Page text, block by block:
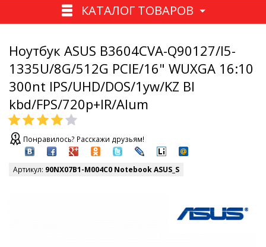
КАТАЛОГ ТОВАРОВ
Ноутбук ASUS B3604CVA-Q90127/I5-
1335U/8G/512G PCIE/16" WUXGA 16:10
300nt IPS/UHD/DOS/1yw/KZ Bl
kbd/FPS/720p+IR/Alum
Понравилось? Расскажи друзьям!
Артикул: 90NX07B1-M004C0 Notebook ASUS_S